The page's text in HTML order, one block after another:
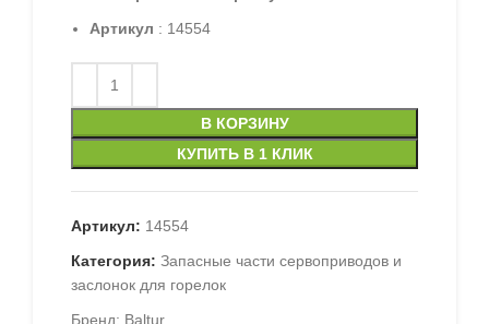
Артикул : 14554
В КОРЗИНУ
КУПИТЬ В 1 КЛИК
Артикул: 14554
Категория: Запасные части сервоприводов и
заслонок для горелок
Бренд: Baltur